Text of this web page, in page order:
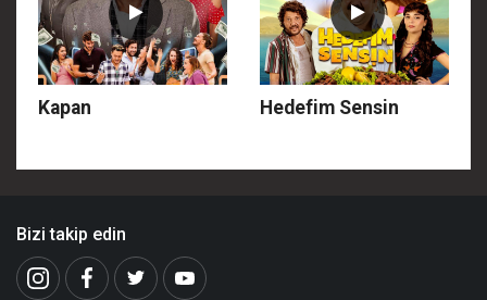
Kapan Hedefim Sensin
Bizi takip edin